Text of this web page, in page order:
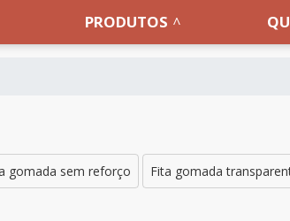
PRODUTOS
gomada sem reforço Fita gomada